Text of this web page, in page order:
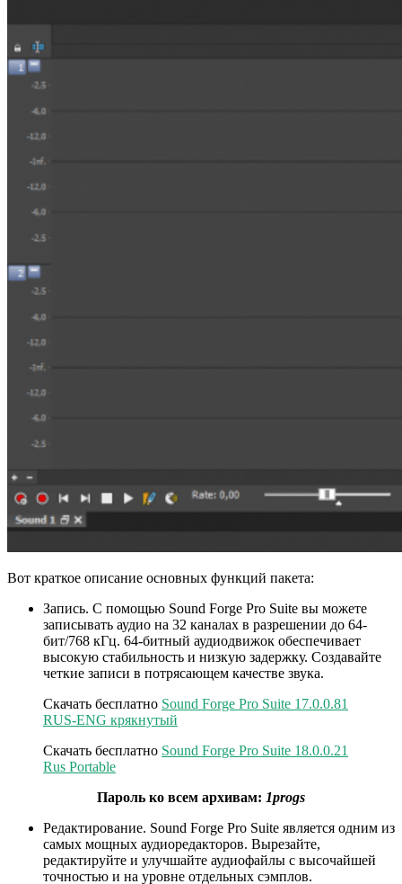
Вот краткое описание основных функций пакета:
Запись. С помощью Sound Forge Pro Suite вы можете
записывать аудио на 32 каналах в разрешении до 64-
бит/768 кГц. 64-битный аудиодвижок обеспечивает
высокую стабильность и низкую задержку. Создавайте
четкие записи в потрясающем качестве звука.
Скачать бесплатно Sound Forge Pro Suite 17.0.0.81
RUS-ENG крякнутый
Скачать бесплатно Sound Forge Pro Suite 18.0.0.21
Rus Portable
Пароль ко всем архивам: 1progs
Редактирование. Sound Forge Pro Suite является одним из
самых мощных аудиоредакторов. Вырезайте,
редактируйте и улучшайте аудиофайлы с высочайшей
точностью и на уровне отдельных сэмплов.